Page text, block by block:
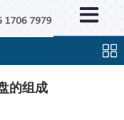
的组成
新闻中心
新闻